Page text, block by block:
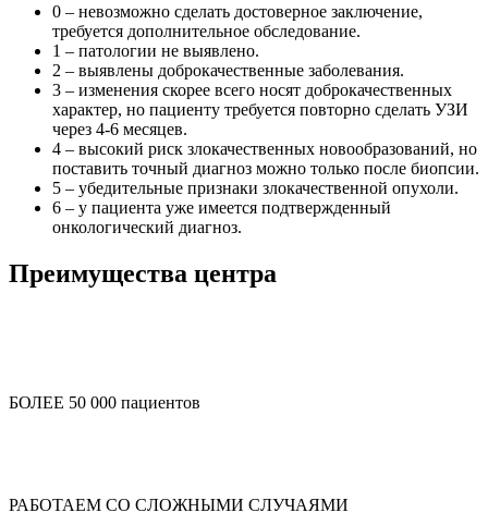
0 – невозможно сделать достоверное заключение,
требуется дополнительное обследование.
1 – патологии не выявлено.
2 – выявлены доброкачественные заболевания.
3 – изменения скорее всего носят доброкачественных
характер, но пациенту требуется повторно сделать УЗИ
через 4-6 месяцев.
4 – высокий риск злокачественных новообразований, но
поставить точный диагноз можно только после биопсии.
5 – убедительные признаки злокачественной опухоли.
6 – у пациента уже имеется подтвержденный
онкологический диагноз.
Преимущества центра
БОЛЕЕ 50 000 пациентов
РАБОТАЕМ СО СЛОЖНЫМИ СЛУЧАЯМИ